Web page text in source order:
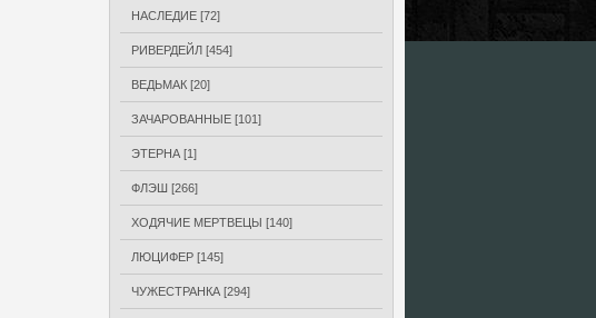
НАСЛЕДИЕ [72]
РИВЕРДЕЙЛ [454]
ВЕДЬМАК [20]
ЗАЧАРОВАННЫЕ [101]
ЭТЕРНА [1]
ФЛЭШ [266]
ХОДЯЧИЕ МЕРТВЕЦЫ [140]
ЛЮЦИФЕР [145]
ЧУЖЕСТРАНКА [294]